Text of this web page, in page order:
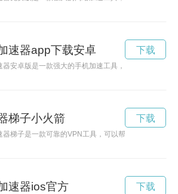
速器app下载安卓
器安卓版是一款强大的手机加速工具，能够帮助用户
下载
梯子小火箭
器梯子是一款可靠的VPN工具，可以帮助用户加速网
下载
速器ios官方 下载